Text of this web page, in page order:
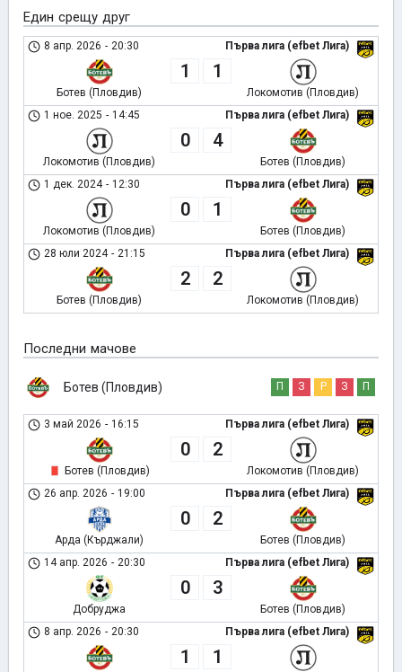
Един срещу друг
Първа лига (efbet Лига)
8 апр. 2026 - 20:30
Ботев (Пловдив)
1 1
Локомотив (Пловдив)
Първа лига (efbet Лига)
1 ное. 2025 - 14:45
Локомотив (Пловдив)
0 4
Ботев (Пловдив)
Първа лига (efbet Лига)
1 дек. 2024 - 12:30
Локомотив (Пловдив)
0 1
Ботев (Пловдив)
Първа лига (efbet Лига)
28 юли 2024 - 21:15
Ботев (Пловдив)
2 2
Локомотив (Пловдив)
Последни мачове
Ботев (Пловдив) П З Р З П
Първа лига (efbet Лига)
3 май 2026 - 16:15
Ботев (Пловдив)
0 2
Локомотив (Пловдив)
Първа лига (efbet Лига)
26 апр. 2026 - 19:00
Арда (Кърджали)
0 2
Ботев (Пловдив)
Първа лига (efbet Лига)
14 апр. 2026 - 20:30
Добруджа
0 3
Ботев (Пловдив)
Първа лига (efbet Лига)
8 апр. 2026 - 20:30
1 1